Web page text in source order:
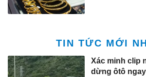
TIN TỨC MỚI
Xác minh clip
dừng ôtô